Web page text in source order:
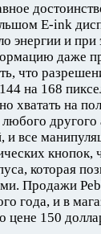
E-ink
энергии и при
даже
что
на 168
хватать на
и все
кнопок,
которая
Продажи
года, и в
цене 150